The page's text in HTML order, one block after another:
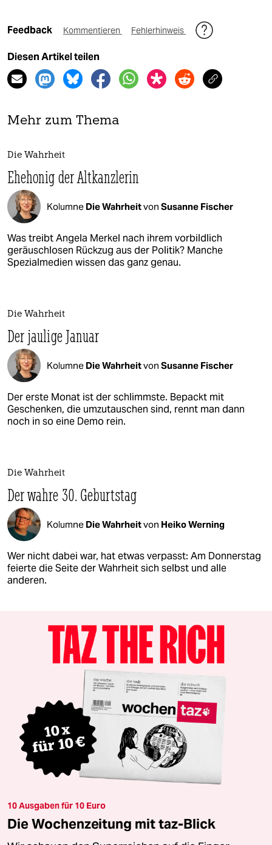
Feedback Kommentieren Fehlerhinweis
Diesen Artikel teilen
Mehr zum Thema
Die Wahrheit
Ehehonig der Altkanzlerin
Kolumne Die Wahrheitvon Susanne Fischer
Was treibt Angela Merkel nach ihrem vorbildlich
geräuschlosen Rückzug aus der Politik? Manche
Spezialmedien wissen das ganz genau.
Die Wahrheit
Der jaulige Januar
Kolumne Die Wahrheitvon Susanne Fischer
Der erste Monat ist der schlimmste. Bepackt mit
Geschenken, die umzutauschen sind, rennt man dann
noch in so eine Demo rein.
Die Wahrheit
Der wahre 30. Geburtstag
Kolumne Die Wahrheitvon Heiko Werning
Wer nicht dabei war, hat etwas verpasst: Am Donnerstag
feierte die Seite der Wahrheit sich selbst und alle
anderen.
10 Ausgaben für 10 Euro
Die Wochenzeitung mit taz-Blick